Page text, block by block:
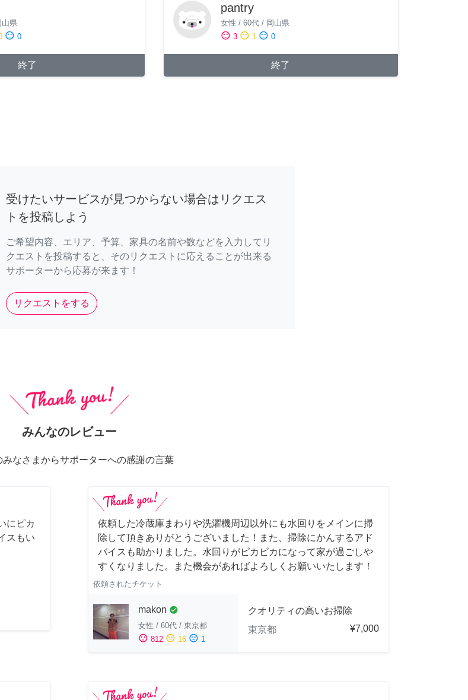
山県
sentiment_dissatisfied 0
終了
pantry
女性 / 60代/ 岡山県
sentiment_satisfied 3 sentiment_neutral 1 sentiment_dissatisfied 0
終了
受けたいサービスが見つからない場合はリクエス
トを投稿しよう
ご希望内容、エリア、予算、家具の名前や数などを入力してリ
クエストを投稿すると、そのリクエストに応えることが出来る
サポーターから応募が来ます！
リクエストをする
みんなのレビュー
みなさまからサポーターへの感謝の言葉
にピカ
スもい
依頼した冷蔵庫まわりや洗濯機周辺以外にも水回りをメインに掃
除して頂きありがとうございました！また、掃除にかんするアド
バイスも助かりました。水回りがピカピカになって家が過ごしや
すくなりました。また機会があればよろしくお願いいたします！
依頼されたチケット
makon check_circle
女性 / 60代 / 東京都
sentiment_satisfied 812 sentiment_neutral 16 sentiment_dissatisfied 1
クオリティの高いお掃除
東京都
¥7,000